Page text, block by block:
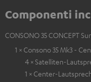
Componenti
CONSONO 35 CONCEPT
1 × Consono 35 Mk3 -
4 × Satelliten-
1 × Center-